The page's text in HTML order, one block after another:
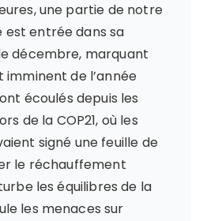
une partie de notre
entrée dans sa
décembre, marquant
imminent de l’année
écoulés depuis les
de la COP21, où les
signé une feuille de
le réchauffement
les équilibres de la
les menaces sur